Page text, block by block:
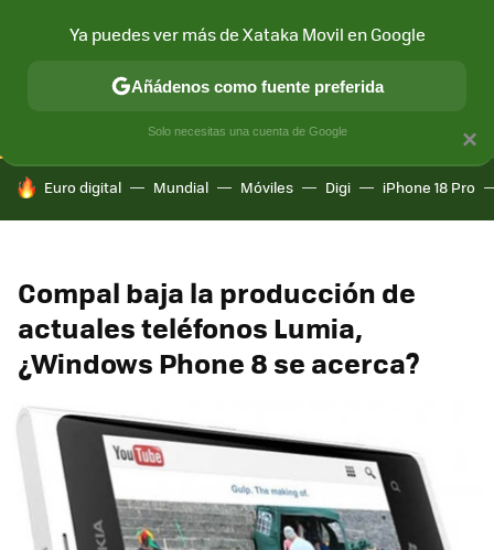
CONECTIVIDAD MÓVIL Y SOCIEDAD APLICACIONES
HOY SE HABLA DE
Euro digital Mundial Móviles Digi iPhone 18 Pro
Compal baja la producción de
actuales teléfonos Lumia,
¿Windows Phone 8 se acerca?
×
Ya puedes ver más de Xataka Movil en Google
Añádenos como fuente preferida
Solo necesitas una cuenta de Google